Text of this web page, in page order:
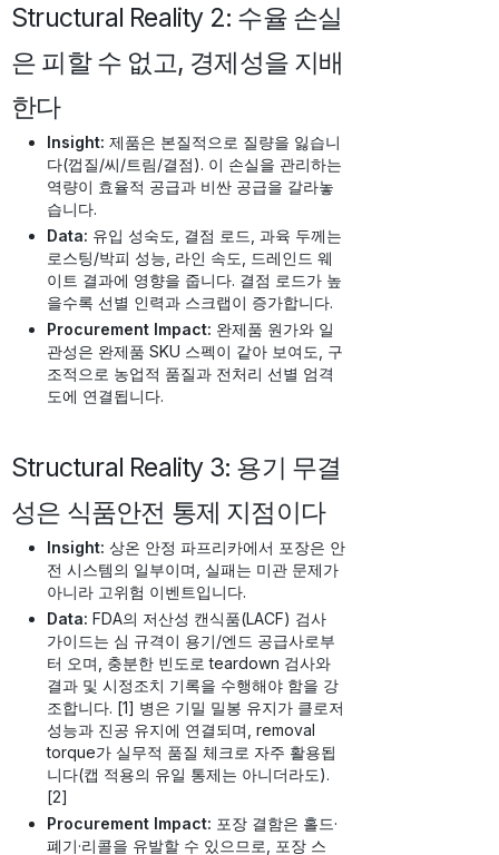
Structural Reality 2: 수율 손실
은 피할 수 없고, 경제성을 지배
한다
Insight: 제품은 본질적으로 질량을 잃습니
다(껍질/씨/트림/결점). 이 손실을 관리하는
역량이 효율적 공급과 비싼 공급을 갈라놓
습니다.
Data: 유입 성숙도, 결점 로드, 과육 두께는
로스팅/박피 성능, 라인 속도, 드레인드 웨
이트 결과에 영향을 줍니다. 결점 로드가 높
을수록 선별 인력과 스크랩이 증가합니다.
Procurement Impact: 완제품 원가와 일
관성은 완제품 SKU 스펙이 같아 보여도, 구
조적으로 농업적 품질과 전처리 선별 엄격
도에 연결됩니다.
Structural Reality 3: 용기 무결
성은 식품안전 통제 지점이다
Insight: 상온 안정 파프리카에서 포장은 안
전 시스템의 일부이며, 실패는 미관 문제가
아니라 고위험 이벤트입니다.
Data: FDA의 저산성 캔식품(LACF) 검사
가이드는 심 규격이 용기/엔드 공급사로부
터 오며, 충분한 빈도로 teardown 검사와
결과 및 시정조치 기록을 수행해야 함을 강
조합니다. [1] 병은 기밀 밀봉 유지가 클로저
성능과 진공 유지에 연결되며, removal
torque가 실무적 품질 체크로 자주 활용됩
니다(캡 적용의 유일 통제는 아니더라도).
[2]
Procurement Impact: 포장 결함은 홀드·
폐기·리콜을 유발할 수 있으므로, 포장 스